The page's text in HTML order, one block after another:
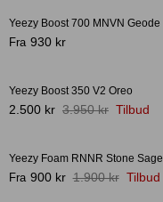
Sneaker rengøring
Yeezy Boost 700 MNVN Geode
Fra 930 kr
-37%
Yeezy Boost 350 V2 Oreo
2.500 kr 3.950 kr Tilbud
-53%
Yeezy Foam RNNR Stone Sage
Fra 900 kr 1.900 kr Tilbud